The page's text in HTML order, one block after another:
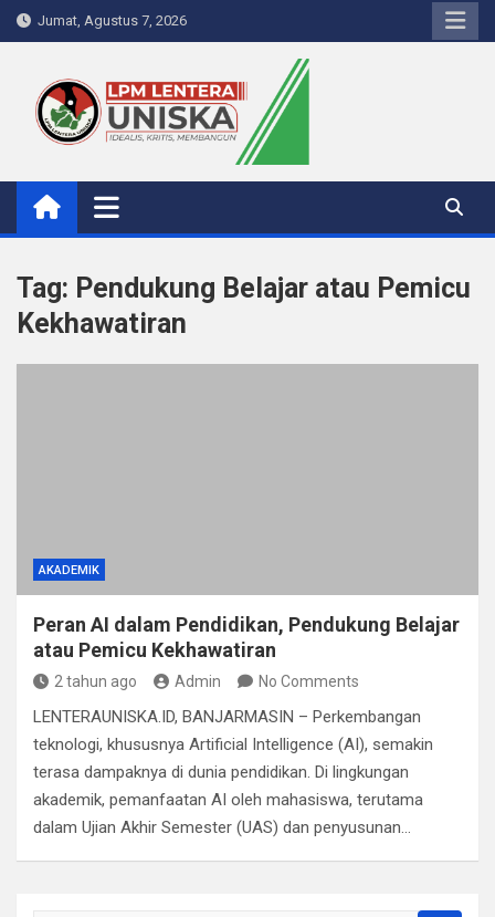
Skip
to
Jumat, Agustus 7, 2026
LPM Lentera Uniska
Portal Berita Kampus
Tag: Pendukung Belajar atau Pemicu
Kekhawatiran
AKADEMIK
Peran AI dalam Pendidikan, Pendukung Belajar
atau Pemicu Kekhawatiran
2 tahun ago Admin No Comments
LENTERAUNISKA.ID, BANJARMASIN – Perkembangan
teknologi, khususnya Artificial Intelligence (AI), semakin
terasa dampaknya di dunia pendidikan. Di lingkungan
akademik, pemanfaatan AI oleh mahasiswa, terutama
dalam Ujian Akhir Semester (UAS) dan penyusunan…